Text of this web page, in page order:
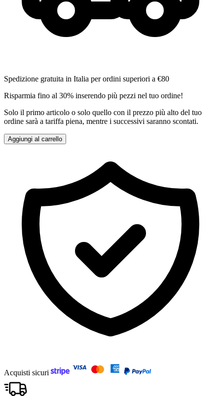
Spedizione gratuita in Italia per ordini superiori a €80
Risparmia fino al 30% inserendo più pezzi nel tuo ordine!
Solo il primo articolo o solo quello con il prezzo più alto del tuo
ordine sarà a tariffa piena, mentre i successivi saranno scontati.
Aggiungi al carrello
Acquisti sicuri